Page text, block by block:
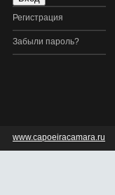
Регистрация
Забыли пароль?
www.capoeiracamara.ru